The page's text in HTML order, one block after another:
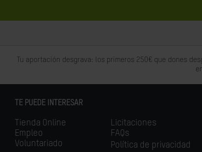
Tu aportación desgrava: los primeros 250€ que dones
TE PUEDE INTERESAR
Tienda Online
Empleo
Voluntariado
Licitaciones
FAQs
Política de privacidad